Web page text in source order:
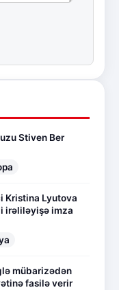
Stiven Ber
Kristina Lyutova
irəliləyişə imza
mübarizədən
fasilə verir